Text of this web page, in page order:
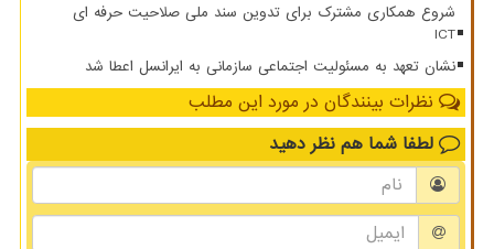
شروع همکاری مشترک برای تدوین سند ملی صلاحیت حرفه ای
ICT
نشان تعهد به مسئولیت اجتماعی سازمانی به ایرانسل اعطا شد
نظرات بینندگان در مورد این مطلب
لطفا شما هم نظر دهید